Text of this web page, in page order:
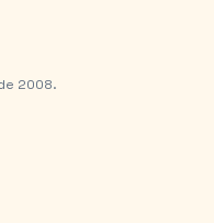
2008.